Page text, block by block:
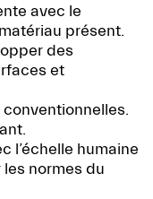
avec le
présent.
des
et
l’échelle humaine
normes du